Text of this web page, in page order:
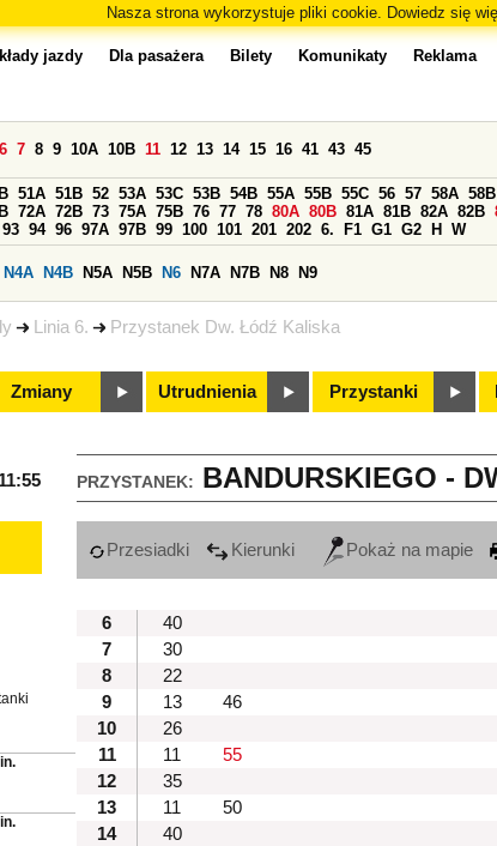
Nasza strona wykorzystuje pliki cookie. Dowiedz się
Linia 6. Przystanek Dw. Łódź Kaliska
jazdy Dla pasażera Bilety Komunikaty Reklama
6 7 8 9 10A 10B 11 12 13 14 15 16 41 43 45
51A 51B 52 53A 53C 53B 54B 55A 55B 55C 56 57 58A 58B
72A 72B 73 75A 75B 76 77 78 80A 80B 81A 81B 82A 82B
93 94 96 97A 97B 99 100 101 201 202 6. F1 G1 G2 H W
N4A N4B N5A N5B N6 N7A N7B N8 N9
Zmiany Utrudnienia Przystanki
PRZYSTANEK: BANDURSKIEGO -
11:55
Przesiadki Kierunki Pokaż na mapie
6
40
7
30
8
22
9
13
46
10
26
11
11
55
12
35
13
11
50
14
40